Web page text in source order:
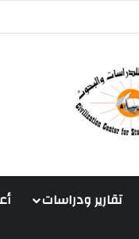
تقارير ودراسات